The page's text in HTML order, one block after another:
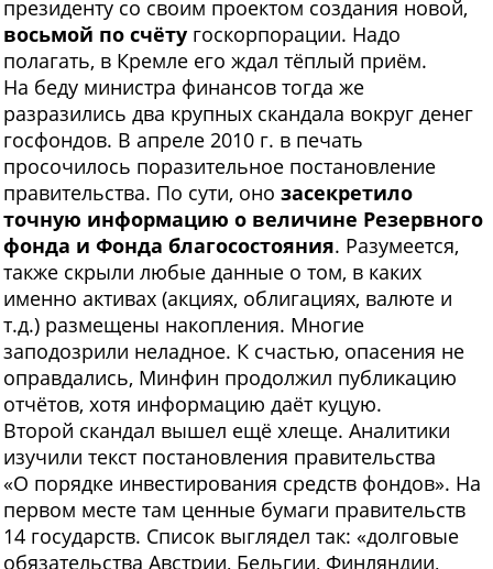
президенту со своим проектом создания новой,
восьмой по счёту госкорпорации. Надо
полагать, в Кремле его ждал тёплый приём.
На беду министра финансов тогда же
разразились два крупных скандала вокруг денег
госфондов. В апреле 2010 г. в печать
просочилось поразительное постановление
правительства. По сути, оно засекретило
точную информацию о величине Резервного
фонда и Фонда благосостояния. Разумеется,
также скрыли любые данные о том, в каких
именно активах (акциях, облигациях, валюте и
т.д.) размещены накопления. Многие
заподозрили неладное. К счастью, опасения не
оправдались, Минфин продолжил публикацию
отчётов, хотя информацию даёт куцую.
Второй скандал вышел ещё хлеще. Аналитики
изучили текст постановления правительства
«О порядке инвестирования средств фондов». На
первом месте там ценные бумаги правительств
14 государств. Список выглядел так: «долговые
обязательства Австрии, Бельгии, Финляндии,